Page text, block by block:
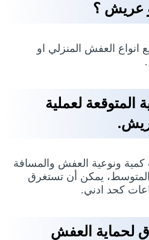
عريش ؟
انواع العفش المنزلي او
المتوقعة لعملية
ونوعية العفش والمسافة
يمكن أن تستغرق
لحماية العفش